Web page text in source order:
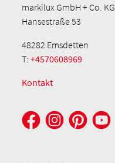
markilux GmbH + Co. KG
Hansestraße 53
48282 Emsdetten
T:+4570608969
Kontakt